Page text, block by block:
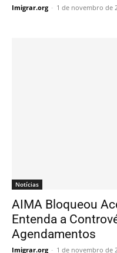
Imigrar.org - 1 de novembro de
Notícias
AIMA Bloqueou
Entenda a
Agendamentos
Imigrar.org - 1 de novembro de